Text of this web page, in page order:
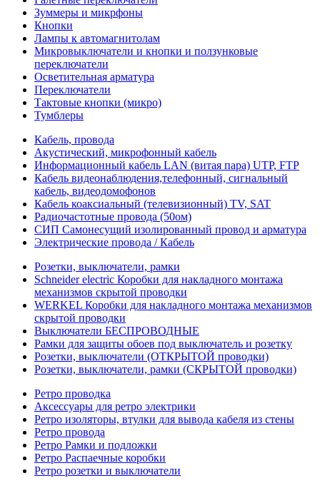
Зуммеры и микрфоны
Кнопки
Лампы к автомагнитолам
Микровыключатели и кнопки и ползунковые
переключатели
Осветительная арматура
Переключатели
Тактовые кнопки (микро)
Тумблеры
Кабель, провода
Акустический, микрофонный кабель
Информационный кабель LAN (витая пара) UTP, FTP
Кабель видеонаблюдения,телефонный, сигнальный
кабель, видеодомофонов
Кабель коаксиальный (телевизионный) TV, SAT
Радиочастотные провода (50ом)
СИП Самонесущий изолированный провод и арматура
Электрические провода / Кабель
Розетки, выключатели, рамки
Schneider electric Коробки для накладного монтажа
механизмов скрытой проводки
WERKEL Коробки для накладного монтажа механизмов
скрытой проводки
Выключатели БЕСПРОВОДНЫЕ
Рамки для защиты обоев под выключатель и розетку
Розетки, выключатели (ОТКРЫТОЙ проводки)
Розетки, выключатели, рамки (СКРЫТОЙ проводки)
Ретро проводка
Аксессуары для ретро электрики
Ретро изоляторы, втулки для вывода кабеля из стены
Ретро провода
Ретро Рамки и подложки
Ретро Распаечные коробки
Ретро розетки и выключатели